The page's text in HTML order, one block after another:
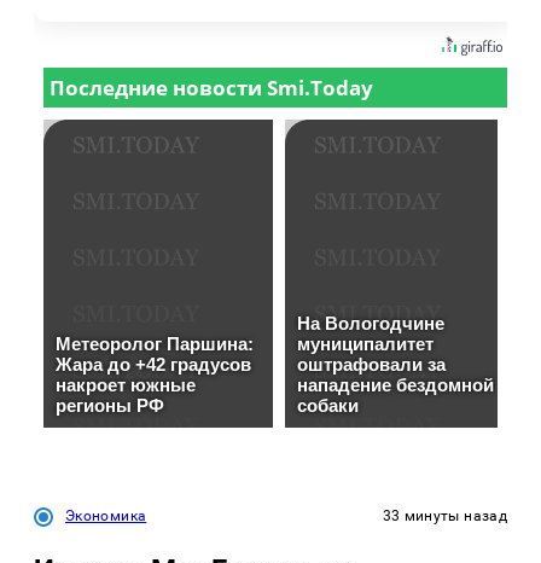
Экономика 33 минуты назад